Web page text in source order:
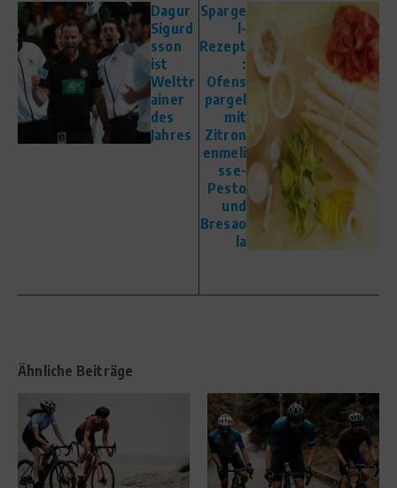
Dagur
Sigurd
sson
ist
Welttr
ainer
des
Jahres
Sparge
l-
Rezept
:
Ofens
pargel
mit
Zitron
enmeli
sse-
Pesto
und
Bresao
la
Ähnliche Beiträge